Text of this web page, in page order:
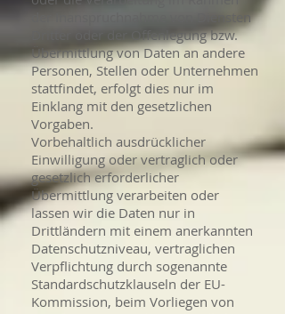
der Inanspruchnahme von Diensten
Dritter oder der Offenlegung bzw.
Übermittlung von Daten an andere
Personen, Stellen oder Unternehmen
stattfindet, erfolgt dies nur im
Einklang mit den gesetzlichen
Vorgaben.
Vorbehaltlich ausdrücklicher
Einwilligung oder vertraglich oder
gesetzlich erforderlicher
Übermittlung verarbeiten oder
lassen wir die Daten nur in
Drittländern mit einem anerkannten
Datenschutzniveau, vertraglichen
Verpflichtung durch sogenannte
Standardschutzklauseln der EU-
Kommission, beim Vorliegen von